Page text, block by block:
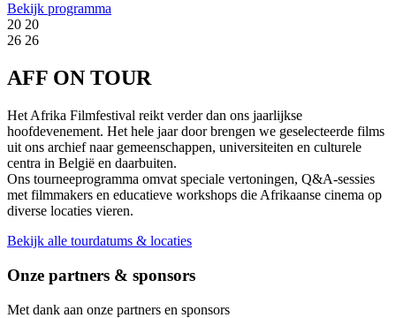
Bekijk programma
20 20
26 26
AFF ON TOUR
Het Afrika Filmfestival reikt verder dan ons jaarlijkse
hoofdevenement. Het hele jaar door brengen we geselecteerde films
uit ons archief naar gemeenschappen, universiteiten en culturele
centra in België en daarbuiten.
Ons tourneeprogramma omvat speciale vertoningen, Q&A-sessies
met filmmakers en educatieve workshops die Afrikaanse cinema op
diverse locaties vieren.
Bekijk alle tourdatums & locaties
Onze partners & sponsors
Met dank aan onze partners en sponsors